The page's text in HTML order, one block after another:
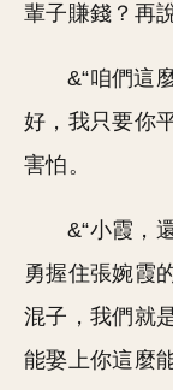
輩子賺錢？再
&“咱們這
好，我只要你
害怕。
&“小霞，
勇握住張婉霞
混子，我們就
能娶上你這麼